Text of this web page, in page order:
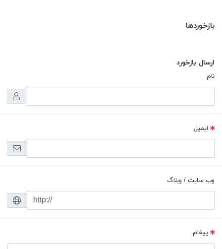
بازخوردها
ارسال بازخورد
نام
ایمیل
وب سایت / وبلاگ
پیغام